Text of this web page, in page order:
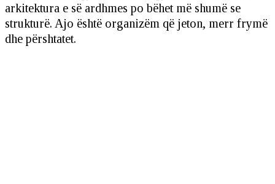
arkitektura e së ardhmes po bëhet më shumë se
strukturë. Ajo është organizëm që jeton, merr frymë
dhe përshtatet.